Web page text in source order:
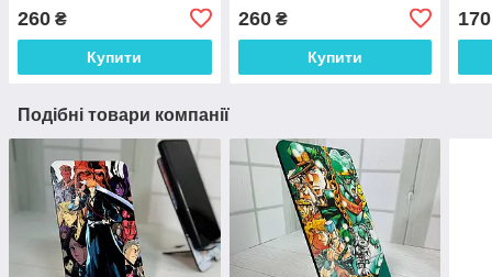
260 ₴
Купити
260₴
Купити
170
Подібні товари компанії